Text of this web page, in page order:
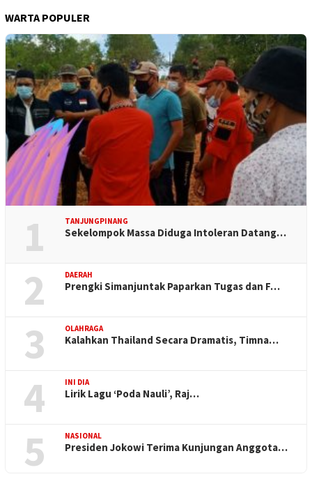
WARTA POPULER
1 TANJUNGPINANG
Sekelompok Massa Diduga Intoleran Datang…
2 DAERAH
Prengki Simanjuntak Paparkan Tugas dan F…
3 OLAHRAGA
Kalahkan Thailand Secara Dramatis, Timna…
4 INI DIA
Lirik Lagu ‘Poda Nauli’, Raj…
5 NASIONAL
Presiden Jokowi Terima Kunjungan Anggota…